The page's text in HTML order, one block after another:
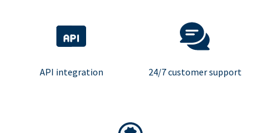
API integration 24/7 customer support